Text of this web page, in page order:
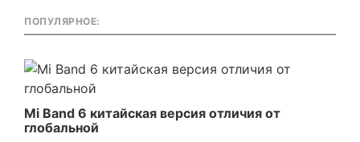
ПОПУЛЯРНОЕ:
Mi Band 6 китайская версия отличия от
глобальной